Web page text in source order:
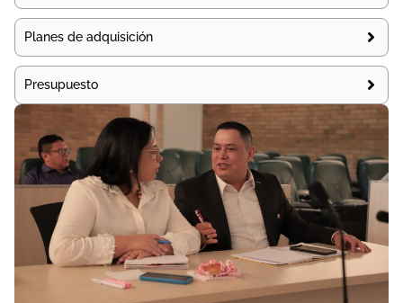
Planes de adquisición
Presupuesto